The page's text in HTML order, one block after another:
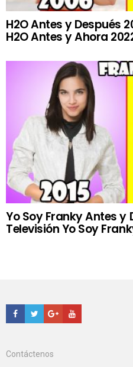
H2O Antes y Después
H2O Antes y Ahora
Yo Soy Franky Antes y
Televisión Yo Soy
Facebook
TwitterGoogle+Youtube
Contáctenos